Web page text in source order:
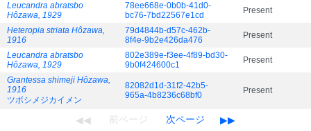
Leucandra abratsbo
Hôzawa, 1929
78ee668e-0b0b-41d0-
bc76-7bd22567e1cd
Present
Heteropia striata Hôzawa,
1916
79d4844b-d57c-462b-
8f4e-9b2e426da476
Present
Leucandra abratsbo
Hôzawa, 1929
802e389e-f3ee-4f89-bd30-
9b0f424600c1
Present
Grantessa shimeji Hôzawa,
1916
ツボシメジカイメン
82082d1d-31f2-42b5-
965a-4b8236c68bf0
Present